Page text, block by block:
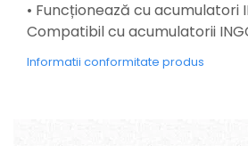
Accesorii pentru polizor
Accesorii scule electrice
Compresoare aer
• Funcționează cu acumulatori
Compatibil cu acumulatorii
Informatii conformitate produs